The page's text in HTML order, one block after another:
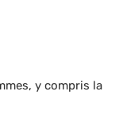
y compris la